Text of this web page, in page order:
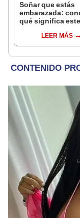
Soñar que estás
embarazada:
qué significa este
LEER MÁS